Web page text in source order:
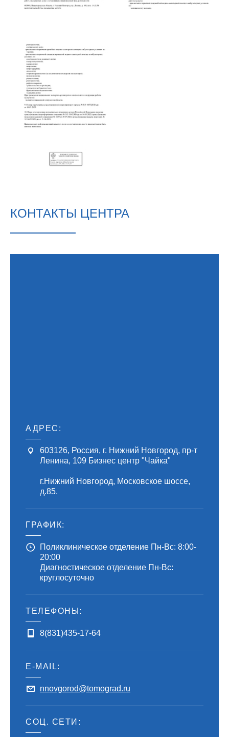
КОНТАКТЫ ЦЕНТРА
АДРЕС:
603126, Россия, г. Нижний Новгород, пр-т
Ленина, 109 Бизнес центр "Чайка"
г.Нижний Новгород, Московское шоссе,
д.85.
ГРАФИК:
Поликлиническое отделение Пн-Вс: 8:00-
20:00
Диагностическое отделение Пн-Вс:
круглосуточно
ТЕЛЕФОНЫ:
8(831)435-17-64
E-MAIL:
nnovgorod@tomograd.ru
СОЦ. СЕТИ: